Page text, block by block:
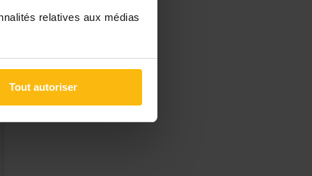
relatives aux médias
Tout autoriser